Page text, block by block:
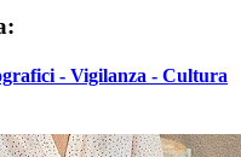
- Vigilanza - Cultura